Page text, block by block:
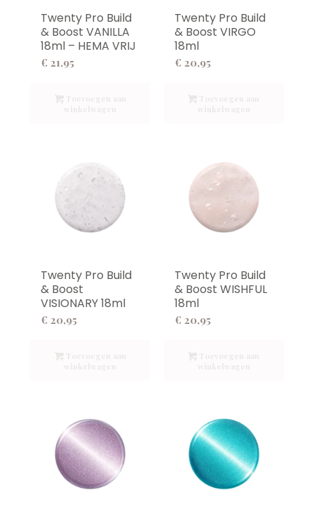
Twenty Pro Build
& Boost VANILLA
18ml – HEMA VRIJ
€ 21,95
Twenty Pro Build
& Boost VIRGO
18ml
€ 20,95
Twenty Pro Build
& Boost
VISIONARY 18ml
€ 20,95
Twenty Pro Build
& Boost WISHFUL
18ml
€ 20,95